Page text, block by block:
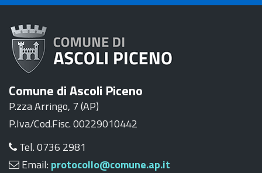
Comune di Ascoli Piceno
P.zza Arringo, 7 (AP)
P.Iva/Cod.Fisc. 00229010442
Tel. 0736 2981
Email: protocollo@comune.ap.it